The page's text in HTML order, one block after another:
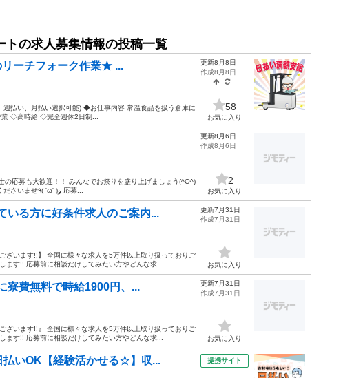
トの求人募集情報の投稿一覧
リーチフォーク作業★ ...
払い、月払い選択可能) ◆お仕事内容 常温食品を扱う倉庫に
業 ◇高時給 ◇完全週休2日制...
更新8月8日
作成8月8日
58
お気に入り
応募も大歓迎！！ みんなでお祭りを盛り上げましょう(^O^)
／ 明るく元気な方をおまちしております！ ふるってご応募くださいませ٩( 'ω' )و 応募...
更新8月6日
作成8月6日
2
お気に入り
いる方に好条件求人のご案内...
ざいます!!】 全国に様々な求人を5万件以上取り扱っておりご
す!! 応募前に相談だけしてみたい方やどんな求...
更新7月31日
作成7月31日
お気に入り
寮費無料で時給1900円、...
ざいます!!』 全国に様々な求人を5万件以上取り扱っておりご
す!! 応募前に相談だけしてみたい方やどんな求...
更新7月31日
作成7月31日
お気に入り
払いOK【経験活かせる☆】収... 提携サイト